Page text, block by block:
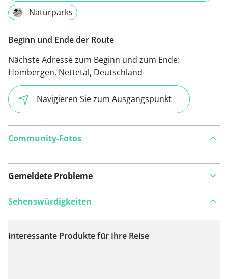
Naturparks
Beginn und Ende der Route
Nächste Adresse zum Beginn und zum Ende:
Hombergen, Nettetal, Deutschland
Navigieren Sie zum Ausgangspunkt
Community-Fotos
Gemeldete Probleme
Auf Karte anzeigen
Sehenswürdigkeiten
Interessante Produkte für Ihre Reise